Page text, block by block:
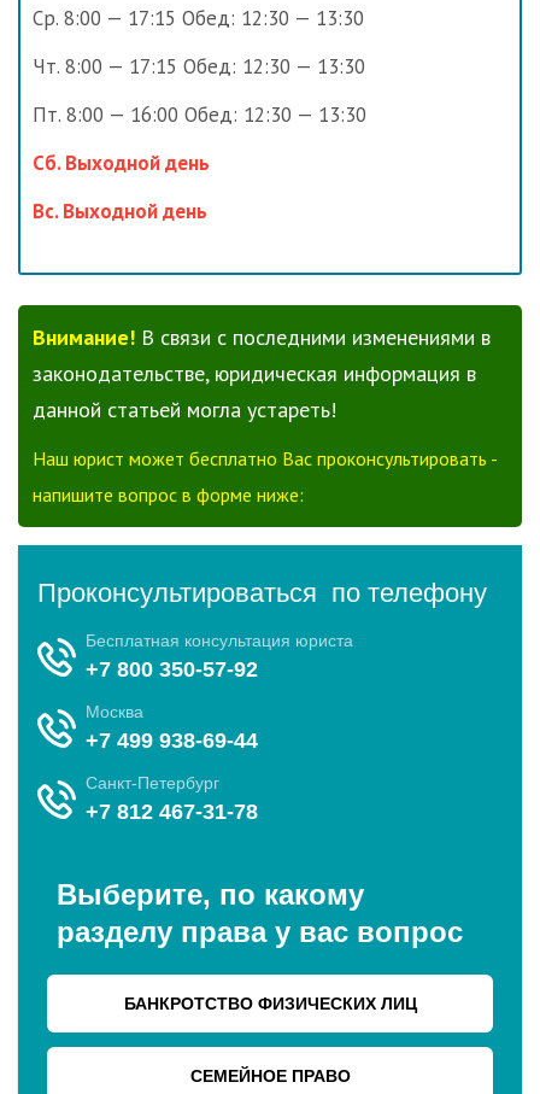
Ср. 8:00 — 17:15 Обед: 12:30 — 13:30
Чт. 8:00 — 17:15 Обед: 12:30 — 13:30
Пт. 8:00 — 16:00 Обед: 12:30 — 13:30
Сб. Выходной день
Вс. Выходной день
Внимание! В связи с последними изменениями в
законодательстве, юридическая информация в
данной статьей могла устареть!
Наш юрист может бесплатно Вас проконсультировать -
напишите вопрос в форме ниже: